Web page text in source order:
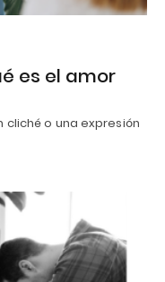
es el amor
cliché o una expresión